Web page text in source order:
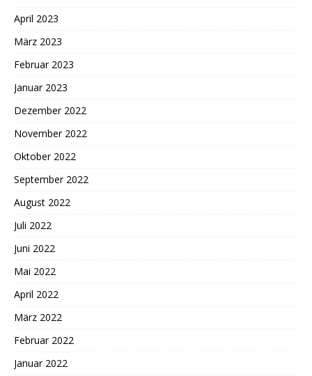
April 2023
März 2023
Februar 2023
Januar 2023
Dezember 2022
November 2022
Oktober 2022
September 2022
August 2022
Juli 2022
Juni 2022
Mai 2022
April 2022
März 2022
Februar 2022
Januar 2022